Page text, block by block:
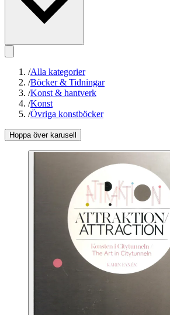
/Alla kategorier
/Böcker & Tidningar
/Konst & hantverk
/Konst
/Övriga konstböcker
Hoppa över karusell